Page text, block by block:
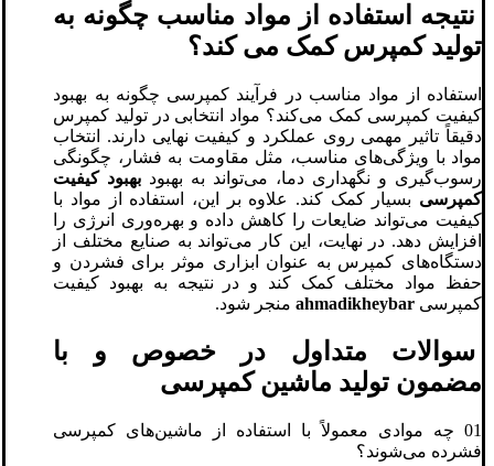
نتیجه استفاده از مواد مناسب چگونه به
تولید کمپرس کمک می کند؟
استفاده از مواد مناسب در فرآیند کمپرسی چگونه به بهبود
کیفیت کمپرسی کمک می‌کند؟ مواد انتخابی در تولید کمپرس
دقیقاً تاثیر مهمی روی عملکرد و کیفیت نهایی دارند. انتخاب
مواد با ویژگی‌های مناسب، مثل مقاومت به فشار، چگونگی
رسوب‌گیری و نگهداری دما، می‌تواند به بهبود بهبود کیفیت
کمپرسی بسیار کمک کند. علاوه بر این، استفاده از مواد با
کیفیت می‌تواند ضایعات را کاهش داده و بهره‌وری انرژی را
افزایش دهد. در نهایت، این کار می‌تواند به صنایع مختلف از
دستگاه‌های کمپرس به عنوان ابزاری موثر برای فشردن و
حفظ مواد مختلف کمک کند و در نتیجه به بهبود کیفیت
کمپرسی ahmadikheybar منجر شود.
سوالات متداول در خصوص و با
مضمون تولید ماشین کمپرسی
01 چه موادی معمولاً با استفاده از ماشین‌های کمپرسی
فشرده می‌شوند؟